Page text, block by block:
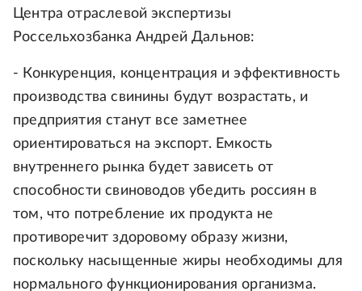
Центра отраслевой экспертизы
Россельхозбанка Андрей Дальнов:
- Конкуренция, концентрация и эффективность
производства свинины будут возрастать, и
предприятия станут все заметнее
ориентироваться на экспорт. Емкость
внутреннего рынка будет зависеть от
способности свиноводов убедить россиян в
том, что потребление их продукта не
противоречит здоровому образу жизни,
поскольку насыщенные жиры необходимы для
нормального функционирования организма.